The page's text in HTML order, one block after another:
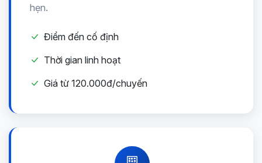
hẹn.
Điểm đến cố định
Thời gian linh hoạt
Giá từ 120.000đ/chuyến